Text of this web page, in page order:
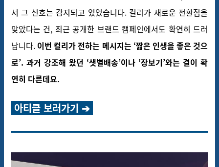
서 그 신호는 감지되고 있었습니다. 컬리가 새로운 전환점을
맞았다는 건, 최근 공개한 브랜드 캠페인에서도 확연히 드러
납니다. 이번 컬리가 전하는 메시지는 ‘짧은 인생을 좋은 것으
로’. 과거 강조해 왔던 ‘샛별배송’이나 ‘장보기’와는 결이 확
연히 다른데요.
아티클 보러가기 ➔